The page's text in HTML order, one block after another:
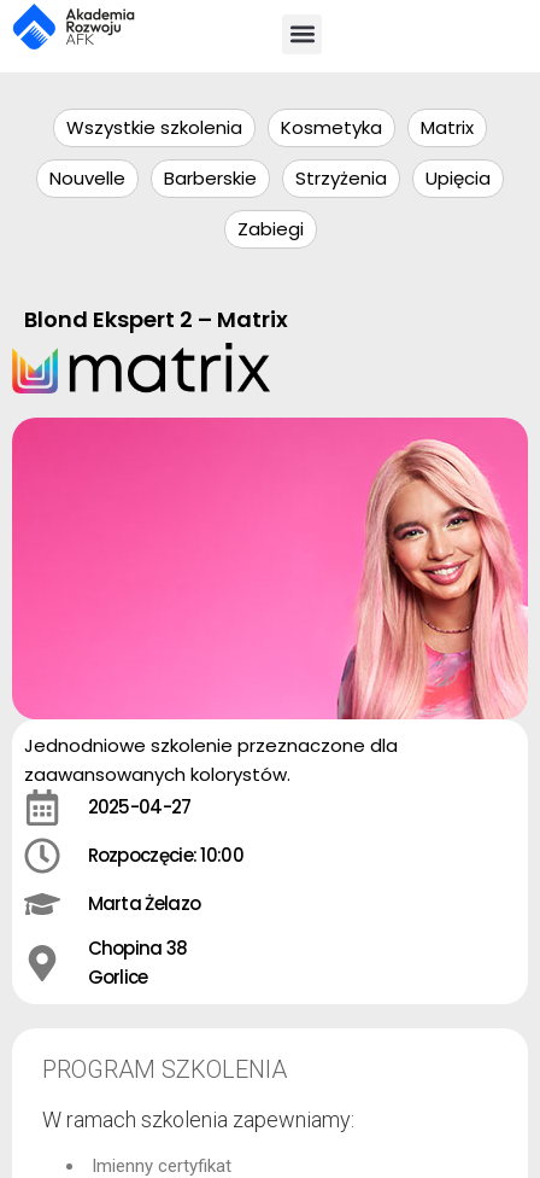
Wszystkie szkolenia Kosmetyka
Matrix
Nouvelle
Barberskie Strzyżenia
Upięcia
Zabiegi
Blond Ekspert 2 – Matrix
Jednodniowe szkolenie przeznaczone dla
zaawansowanych kolorystów.
2025-04-27
Rozpoczęcie: 10:00
Marta Żelazo
Chopina 38
Gorlice
PROGRAM SZKOLENIA
W ramach szkolenia zapewniamy:
Imienny certyfikat